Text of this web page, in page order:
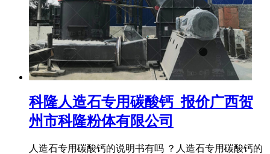
科隆人造石专用碳酸钙_报价广西贺
州市科隆粉体有限公司
人造石专用碳酸钙的说明书有吗 ？人造石专用碳酸钙的